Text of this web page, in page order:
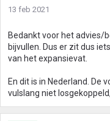
i
g
e
n
:
13 feb 2021
Bedankt voor het advies/
bijvullen. Dus er zit dus
van het expansievat.
En dit is in Nederland. De
vulslang niet